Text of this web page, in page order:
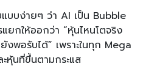
บบง่ายๆ ว่า AI เป็น Bubble
ยกให้ออกว่า “หุ้นไหนโตจริง
พอรับได้” เพราะในทุก Mega
หุ้นที่ขึ้นตามกระแส